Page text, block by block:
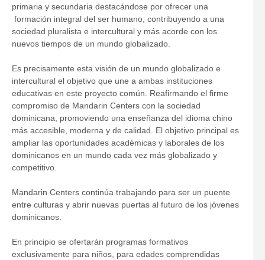
primaria y secundaria destacándose por ofrecer una
formación integral del ser humano, contribuyendo a una
sociedad pluralista e intercultural y más acorde con los
nuevos tiempos de un mundo globalizado.
Es precisamente esta visión de un mundo globalizado e
intercultural el objetivo que une a ambas instituciones
educativas en este proyecto común. Reafirmando el firme
compromiso de Mandarin Centers con la sociedad
dominicana, promoviendo una enseñanza del idioma chino
más accesible, moderna y de calidad. El objetivo principal es
ampliar las oportunidades académicas y laborales de los
dominicanos en un mundo cada vez más globalizado y
competitivo.
Mandarin Centers continúa trabajando para ser un puente
entre culturas y abrir nuevas puertas al futuro de los jóvenes
dominicanos.
En principio se ofertarán programas formativos
exclusivamente para niños, para edades comprendidas